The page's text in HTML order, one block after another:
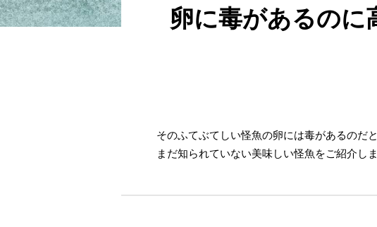
卵に毒があるのに
そのふてぶてしい怪魚の卵には毒があるのだ
まだ知られていない美味しい怪魚をご紹介しま